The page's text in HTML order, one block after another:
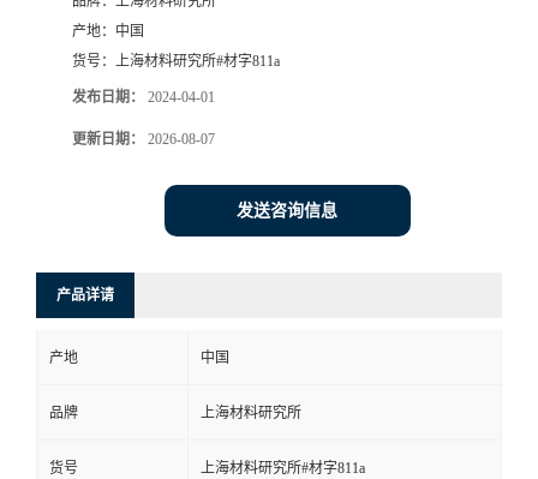
产地： 中国
货号： 上海材料研究所#材字811a
发布日期： 2024-04-01
更新日期： 2026-08-07
发送咨询信息
产品详请
产地 中国
品牌 上海材料研究所
货号 上海材料研究所#材字811a